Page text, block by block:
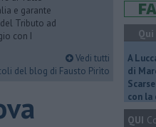
e garante
Tributo ad
con I
Vedi tutti
del blog di Fausto Pirìto
A
di
con
QUI